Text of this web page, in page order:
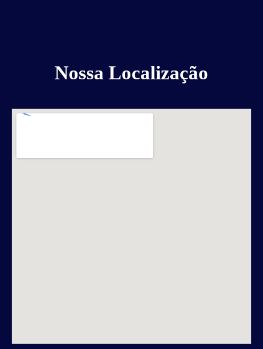
Nossa Localização